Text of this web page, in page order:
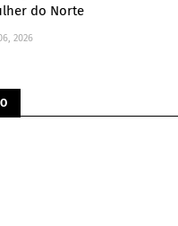
do Norte
2026